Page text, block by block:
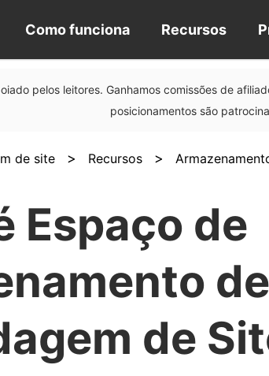
Como funciona Recursos
pelos leitores. Ganhamos comissões de
posicionamentos são
de site > Recursos >
Espaço de
de
de